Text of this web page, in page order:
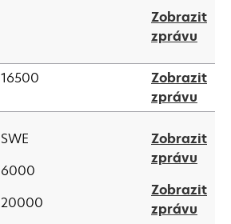
tab
a
new
tab
Zobrazit
zprávu
a
tab
16500
Zobrazit
zprávu
in
a
SWE
6000
20000
Zobrazit
zprávu
a
new
Zobrazit
zprávu